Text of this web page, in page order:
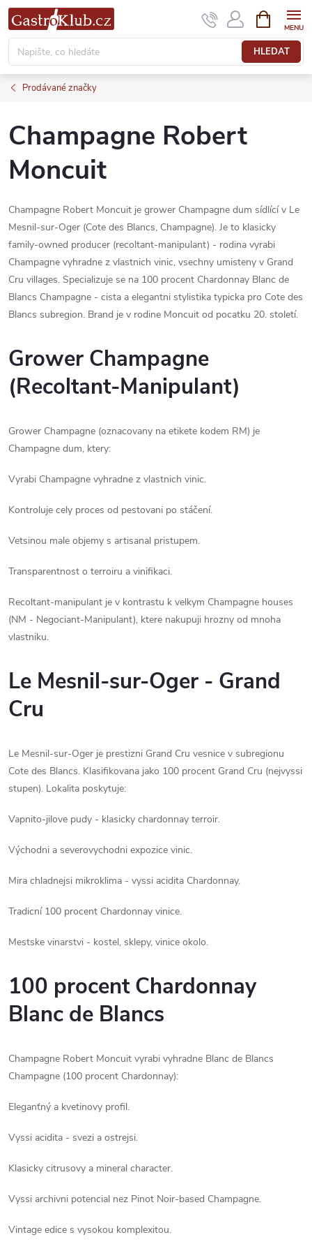
Přejít
na
obsah
HLEDAT
NÁKUPNÍ
KOŠÍK
Prodávané značky
Champagne Robert
Moncuit
Champagne Robert Moncuit je grower Champagne dum sídlící v Le
Mesnil-sur-Oger (Cote des Blancs, Champagne). Je to klasicky
family-owned producer (recoltant-manipulant) - rodina vyrabi
Champagne vyhradne z vlastnich vinic, vsechny umisteny v Grand
Cru villages. Specializuje se na 100 procent Chardonnay Blanc de
Blancs Champagne - cista a elegantni stylistika typicka pro Cote des
Blancs subregion. Brand je v rodine Moncuit od pocatku 20. století.
Grower Champagne
(Recoltant-Manipulant)
Grower Champagne (oznacovany na etikete kodem RM) je
Champagne dum, ktery:
Vyrabi Champagne vyhradne z vlastnich vinic.
Kontroluje cely proces od pestovani po stáčení.
Vetsinou male objemy s artisanal pristupem.
Transparentnost o terroiru a vinifikaci.
Recoltant-manipulant je v kontrastu k velkym Champagne houses
(NM - Negociant-Manipulant), ktere nakupuji hrozny od mnoha
vlastniku.
Le Mesnil-sur-Oger - Grand
Cru
Le Mesnil-sur-Oger je prestizni Grand Cru vesnice v subregionu
Cote des Blancs. Klasifikovana jako 100 procent Grand Cru (nejvyssi
stupen). Lokalita poskytuje:
Vapnito-jilove pudy - klasicky chardonnay terroir.
Východni a severovychodni expozice vinic.
Mira chladnejsi mikroklima - vyssi acidita Chardonnay.
Tradicní 100 procent Chardonnay vinice.
Mestske vinarstvi - kostel, sklepy, vinice okolo.
100 procent Chardonnay
Blanc de Blancs
Champagne Robert Moncuit vyrabi vyhradne Blanc de Blancs
Champagne (100 procent Chardonnay):
Eleganťný a kvetinovy profil.
Vyssi acidita - svezi a ostrejsi.
Klasicky citrusovy a mineral character.
Vyssi archivni potencial nez Pinot Noir-based Champagne.
Vintage edice s vysokou komplexitou.